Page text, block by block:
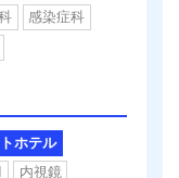
感染症科
ホテル
内視鏡